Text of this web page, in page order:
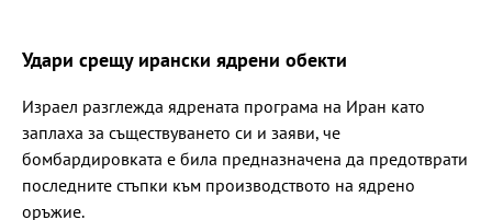
Удари срещу ирански ядрени обекти
Израел разглежда ядрената програма на Иран като
заплаха за съществуването си и заяви, че
бомбардировката е била предназначена да предотврати
последните стъпки към производството на ядрено
оръжие.